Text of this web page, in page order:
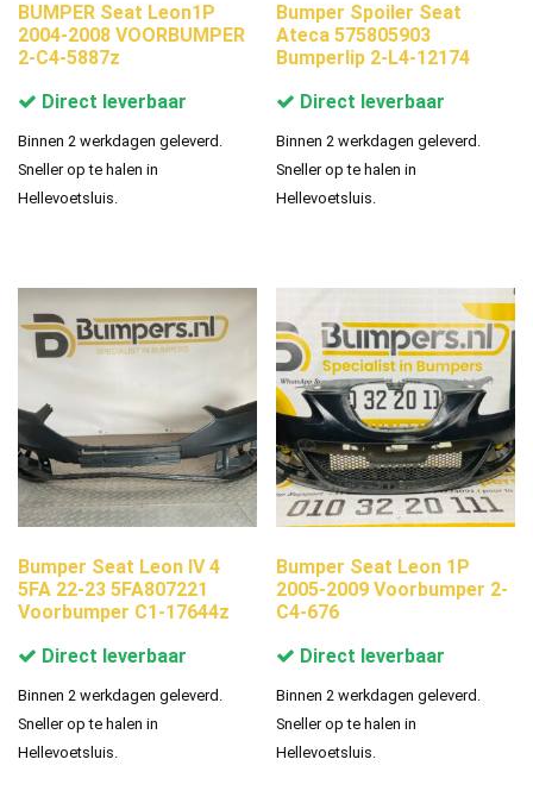
BUMPER Seat Leon1P
2004-2008 VOORBUMPER
2-C4-5887z
Direct leverbaar
Binnen 2 werkdagen geleverd.
Sneller op te halen in
Hellevoetsluis.
Bumper Spoiler Seat
Ateca 575805903
Bumperlip 2-L4-12174
Direct leverbaar
Binnen 2 werkdagen geleverd.
Sneller op te halen in
Hellevoetsluis.
Bumper Seat Leon IV 4
5FA 22-23 5FA807221
Voorbumper C1-17644z
Direct leverbaar
Binnen 2 werkdagen geleverd.
Sneller op te halen in
Hellevoetsluis.
Bumper Seat Leon 1P
2005-2009 Voorbumper 2-
C4-676
Direct leverbaar
Binnen 2 werkdagen geleverd.
Sneller op te halen in
Hellevoetsluis.